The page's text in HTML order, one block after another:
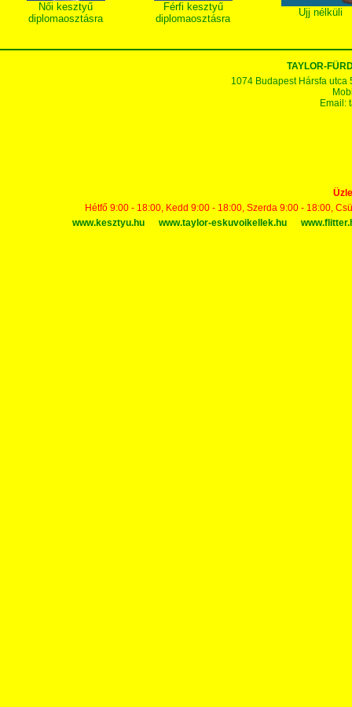
Női kesztyű
diplomaosztásra
Férfi kesztyű
diplomaosztásra
Ujj nélküli
TAYLOR-
1074 Budapest Hársfa utca
Email:
Hétfő 9:00 - 18:00, Kedd 9:00 - 18:00, Szerda 9:00 - 18:00,
www.kesztyu.hu
www.taylor-eskuvoikellek.hu